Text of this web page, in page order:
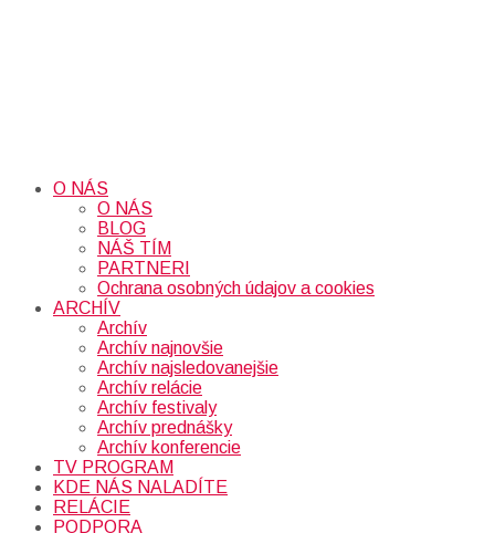
O NÁS
O NÁS
BLOG
NÁŠ TÍM
PARTNERI
Ochrana osobných údajov a cookies
ARCHÍV
Archív
Archív najnovšie
Archív najsledovanejšie
Archív relácie
Archív festivaly
Archív prednášky
Archív konferencie
TV PROGRAM
KDE NÁS NALADÍTE
RELÁCIE
PODPORA